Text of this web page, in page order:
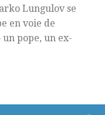
Lungulov se
en voie de
pope, un ex-